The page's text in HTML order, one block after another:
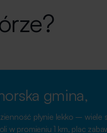
gmina,
płynie lekko – wiele
w promieniu 1 km, plac